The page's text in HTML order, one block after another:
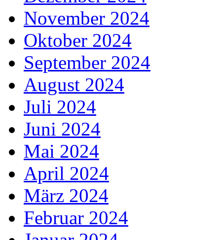
November 2024
Oktober 2024
September 2024
August 2024
Juli 2024
Juni 2024
Mai 2024
April 2024
März 2024
Februar 2024